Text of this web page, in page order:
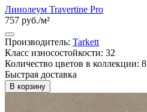
Линолеум Travertine Pro
757 руб./м²
Производитель: Tarkett
Класс износостойкости: 32
Количество цветов в коллекции: 8
Быстрая доставка
В корзину